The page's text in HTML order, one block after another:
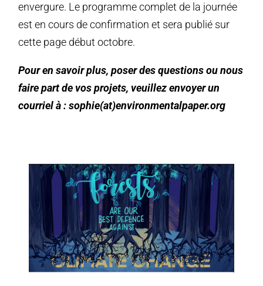
envergure. Le programme complet de la journée
est en cours de confirmation et sera publié sur
cette page début octobre.
Pour en savoir plus, poser des questions ou nous
faire part de vos projets, veuillez envoyer un
courriel à : sophie(at)environmentalpaper.org